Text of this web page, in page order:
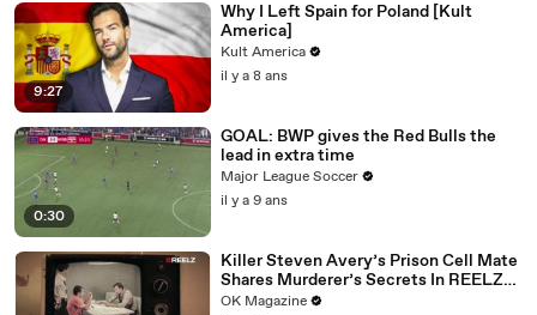
9:27
Why I Left Spain for Poland [Kult
America]
Kult America
il y a 8 ans
0:30
GOAL: BWP gives the Red Bulls the
lead in extra time
Major League Soccer
il y a 9 ans
Killer Steven Avery’s Prison Cell Mate
Shares Murderer’s Secrets In REELZ
Doc—Watch
OK Magazine